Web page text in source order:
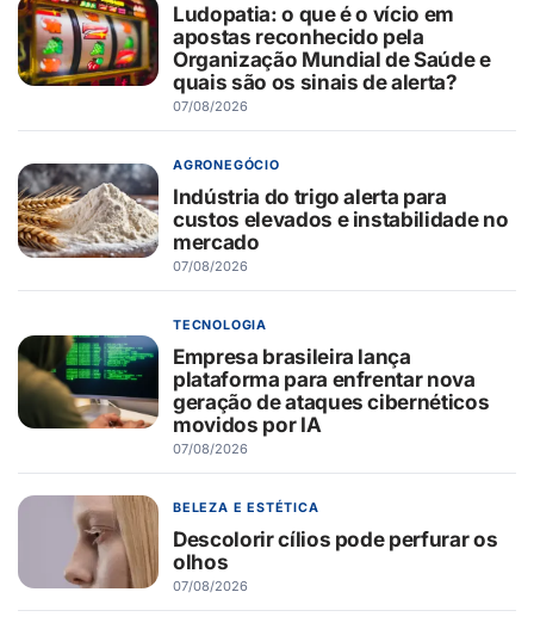
Ludopatia: o que é o vício em
apostas reconhecido pela
Organização Mundial de Saúde e
quais são os sinais de alerta?
07/08/2026
AGRONEGÓCIO
Indústria do trigo alerta para
custos elevados e instabilidade no
mercado
07/08/2026
TECNOLOGIA
Empresa brasileira lança
plataforma para enfrentar nova
geração de ataques cibernéticos
movidos por IA
07/08/2026
BELEZA E ESTÉTICA
Descolorir cílios pode perfurar os
olhos
07/08/2026